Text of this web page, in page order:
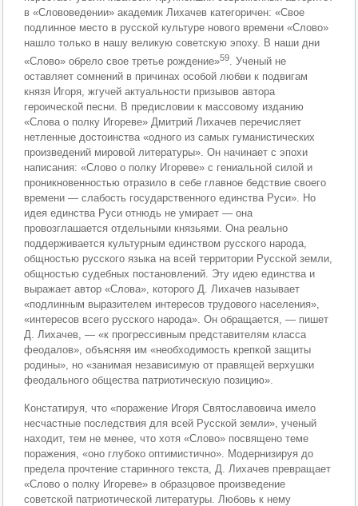
в «Слововедении» академик Лихачев категоричен: «Свое
подлинное место в русской культуре нового времени «Слово»
нашло только в нашу великую советскую эпоху. В наши дни
«Слово» обрело свое третье рождение»59. Ученый не
оставляет сомнений в причинах особой любви к подвигам
князя Игоря, жгучей актуальности призывов автора
героической песни. В предисловии к массовому изданию
«Слова о полку Игореве» Дмитрий Лихачев перечисляет
нетленные достоинства «одного из самых гуманистических
произведений мировой литературы». Он начинает с эпохи
написания: «Слово о полку Игореве» с гениальной силой и
проникновенностью отразило в себе главное бедствие своего
времени — слабость государственного единства Руси». Но
идея единства Руси отнюдь не умирает — она
провозглашается отдельными князьями. Она реально
поддерживается культурным единством русского народа,
общностью русского языка на всей территории Русской земли,
общностью судебных постановлений. Эту идею единства и
выражает автор «Слова», которого Д. Лихачев называет
«подлинным выразителем интересов трудового населения»,
«интересов всего русского народа». Он обращается, — пишет
Д. Лихачев, — «к прогрессивным представителям класса
феодалов», объясняя им «необходимость крепкой защиты
родины», но «занимая независимую от правящей верхушки
феодального общества патриотическую позицию».
Констатируя, что «поражение Игоря Святославовича имело
несчастные последствия для всей Русской земли», ученый
находит, тем не менее, что хотя «Слово» посвящено теме
поражения, «оно глубоко оптимистично». Модернизируя до
предела прочтение старинного текста, Д. Лихачев превращает
«Слово о полку Игореве» в образцовое произведение
советской патриотической литературы. Любовь к нему